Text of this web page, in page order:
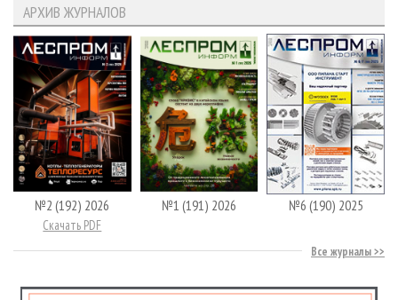
АРХИВ ЖУРНАЛОВ
№2 (192) 2026
Скачать PDF
№1 (191) 2026 №6 (190) 2025
Все журналы